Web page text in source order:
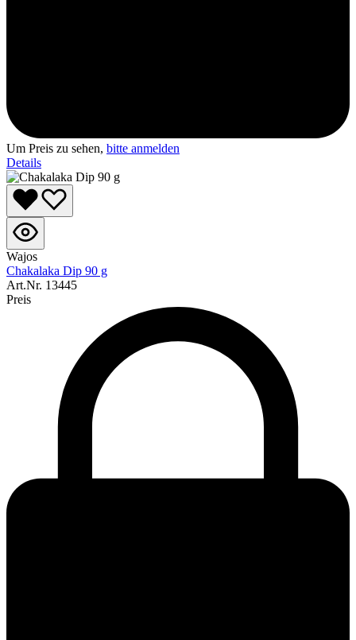
Um Preis zu sehen, bitte anmelden
Details
Wajos
Chakalaka Dip 90 g
Art.Nr. 13445
Preis